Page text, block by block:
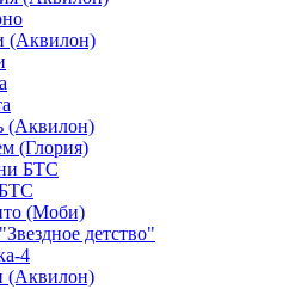
(Аквилон)
(Аквилон)
(Глория)
БТС
(Моби)
детство"
4
(Аквилон)